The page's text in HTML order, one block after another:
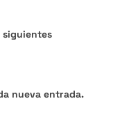
nueva entrada.